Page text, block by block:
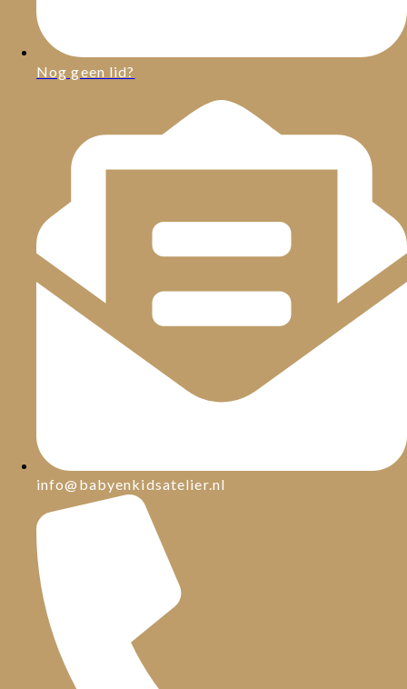
Nog geen lid?
info@babyenkidsatelier.nl